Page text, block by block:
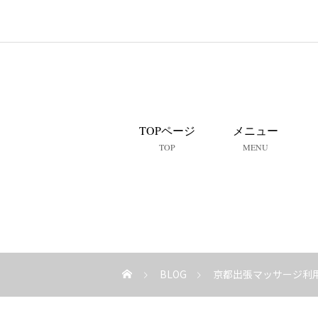
TOPページ
TOP
メニュー
MENU
BLOG 京都出張マッサージ利